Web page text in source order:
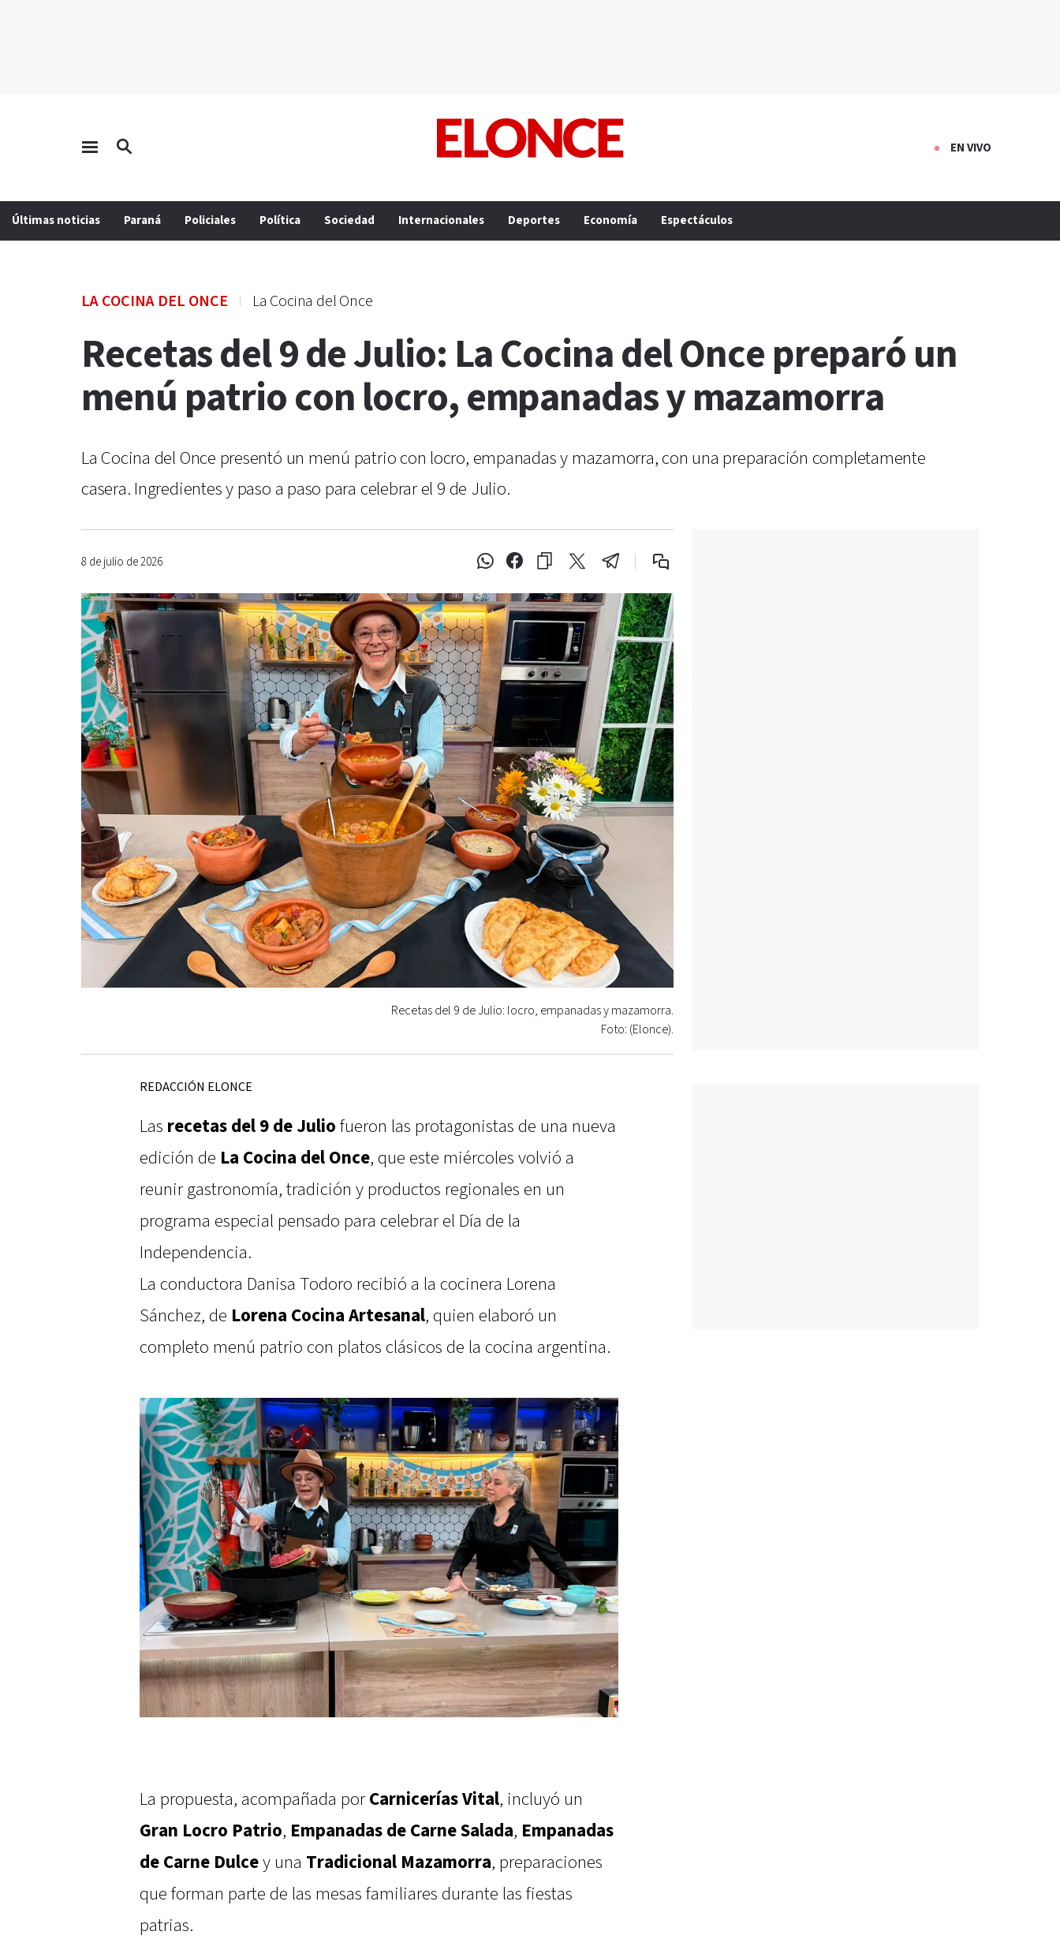
EN VIVO
Últimas noticias Paraná Policiales Política Sociedad Internacionales Deportes Economía Espectáculos
LA COCINA DEL ONCE La Cocina del Once
Recetas del 9 de Julio: La Cocina del Once preparó un
menú patrio con locro, empanadas y mazamorra
La Cocina del Once presentó un menú patrio con locro, empanadas y mazamorra, con una preparación completamente
casera. Ingredientes y paso a paso para celebrar el 9 de Julio.
8 de julio de 2026
Recetas del 9 de Julio: locro, empanadas y mazamorra.
Foto: (Elonce).
REDACCIÓN ELONCE
Las recetas del 9 de Julio fueron las protagonistas de una nueva
edición de La Cocina del Once, que este miércoles volvió a
reunir gastronomía, tradición y productos regionales en un
programa especial pensado para celebrar el Día de la
Independencia.
La conductora Danisa Todoro recibió a la cocinera Lorena
Sánchez, de Lorena Cocina Artesanal, quien elaboró un
completo menú patrio con platos clásicos de la cocina argentina.
La propuesta, acompañada porCarnicerías Vital, incluyó un
Gran Locro Patrio, Empanadas de Carne Salada, Empanadas
de Carne Dulcey una Tradicional Mazamorra, preparaciones
que forman parte de las mesas familiares durante las fiestas
patrias.